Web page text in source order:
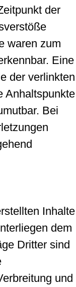
der
waren zum
Eine
der verlinkten
Anhaltspunkte
Bei
Inhalte
dem
Dritter sind
und